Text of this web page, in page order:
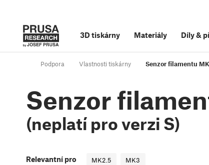
3D tiskárny Materiály Díly&
Podpora Vlastnosti tiskárny Senzor filamentu
Senzor
(neplatí pro verzi S)
Relevantní pro MK2.5 MK3